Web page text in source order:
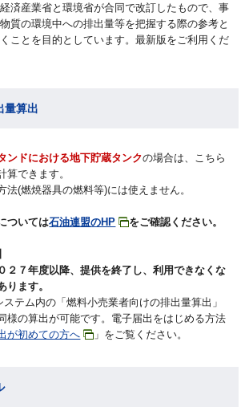
済産業省と環境省が合同で改訂したもので、事
質の環境中への排出量等を把握する際の参考と
ことを目的としています。最新版をご利用くだ
量算出
ンドにおける地下貯蔵タンクの場合は、こちら
算できます。
法(燃焼器具の燃料等)には使えません。
ついては石油連盟のHP をご確認ください。
２７年度以降、提供を終了し、利用できなくな
ります。
ステム内の「燃料小売業者向けの排出量算出」
様の算出が可能です。電子届出をはじめる方法
が初めての方へ 」をご覧ください。